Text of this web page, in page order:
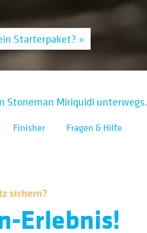
Starterpaket? »
Miriquidi unterwegs.
Finisher Fragen & Hilfe
sichern?
Erlebnis!